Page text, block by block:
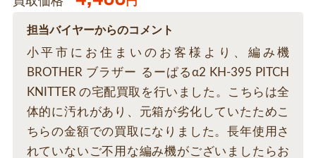
担当バイヤーからのコメント
小平市にお住まいのお客様より、編み機
BROTHER ブラザー るーぱるα2 KH-395 PITCH
KNITTER の宅配買取を行いました。こちらは全
体的に汚れがあり、元箱が劣化していたためこ
ちらの金額での買取になりました。長年使用さ
れていないご不用な編み機がございましたらお